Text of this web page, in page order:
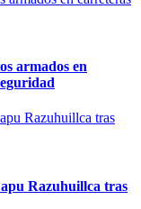
armados en
Razuhuillca tras